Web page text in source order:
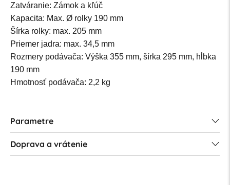
Zatváranie: Zámok a kľúč
Kapacita: Max. Ø rolky 190 mm
Šírka rolky: max. 205 mm
Priemer jadra: max. 34,5 mm
Rozmery podávača: Výška 355 mm, šírka 295 mm, hĺbka
190 mm
Hmotnosť podávača: 2,2 kg
Parametre
Doprava a vrátenie